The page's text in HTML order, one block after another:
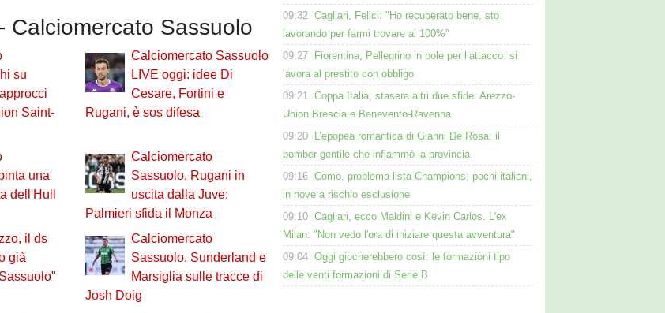
Calciomercato Sassuolo
su
Saint-
Calciomercato Sassuolo
LIVE oggi: idee Di
Cesare, Fortini e
Rugani, è sos difesa
una
dell'Hull
Calciomercato
Sassuolo, Rugani in
uscita dalla Juve:
Palmieri sfida il Monza
il ds
già
Calciomercato
Sassuolo, Sunderland e
Marsiglia sulle tracce di
Josh Doig
09:32 Cagliari, Felici: "Ho recuperato bene, sto
lavorando per farmi trovare al 100%"
09:27
Fiorentina, Pellegrino in pole per l’attacco: si
lavora al prestito con obbligo
09:21 Coppa Italia, stasera altri due sfide: Arezzo-
Union Brescia e Benevento-Ravenna
09:20
L’epopea romantica di Gianni De Rosa: il
bomber gentile che infiammò la provincia
09:16 Como, problema lista Champions: pochi italiani,
in nove a rischio esclusione
09:10 Cagliari, ecco Maldini e Kevin Carlos. L'ex
Milan: "Non vedo l'ora di iniziare questa avventura"
09:04 Oggi giocherebbero così: le formazioni tipo
delle venti formazioni di Serie B